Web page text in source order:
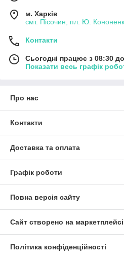
м. Харків
смт. Пісочин, пл. Ю.
Контакти
Сьогодні працює з 08:30
Показати весь графік
Про нас
Контакти
Доставка та оплата
Графік роботи
Повна версія сайту
Сайт створено на маркетплейсі
Політика конфіденційності